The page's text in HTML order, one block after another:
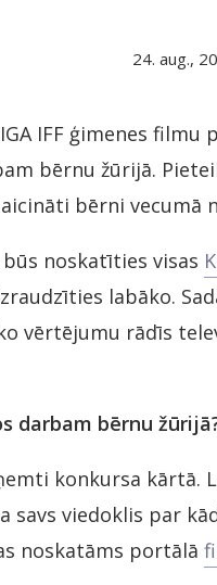
24. aug.,
IFF ģimenes filmu
bērnu žūrijā.
bērni vecumā
noskatīties visas
labāko.
vērtējumu rādīs
darbam bērnu
konkursa kārtā.
savs viedoklis par
noskatāms portālā